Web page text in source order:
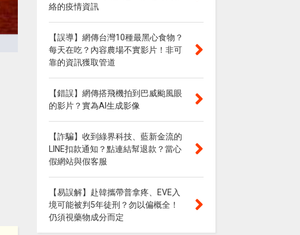
絡的疫情資訊
【誤導】網傳台灣10種最黑心食物？
每天在吃？內容農場不實影片！非可
靠的資訊獲取管道
【錯誤】網傳搭飛機拍到巴威颱風眼
的影片？實為AI生成影像
【詐騙】收到綠界科技、藍新金流的
LINE扣款通知？點連結幫退款？當心
假網站與假客服
【易誤解】赴韓攜帶普拿疼、EVE入
境可能被判5年徒刑？勿以偏概全！
仍須視藥物成分而定